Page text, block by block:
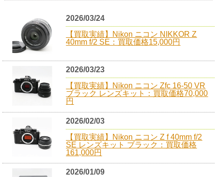
2026/03/24
【買取実績】Nikon ニコン NIKKOR Z
40mm f/2 SE：買取価格15,000円
2026/03/23
【買取実績】Nikon ニコン Zfc 16-50 VR
ブラック レンズキット：買取価格70,000
円
2026/02/03
【買取実績】Nikon ニコン Z f 40mm f/2
SE レンズキット ブラック：買取価格
161,000円
2026/01/09